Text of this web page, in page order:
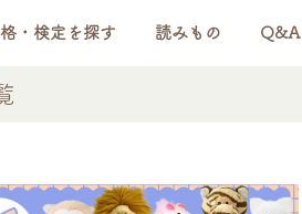
・検定を探す 読みもの Q&A